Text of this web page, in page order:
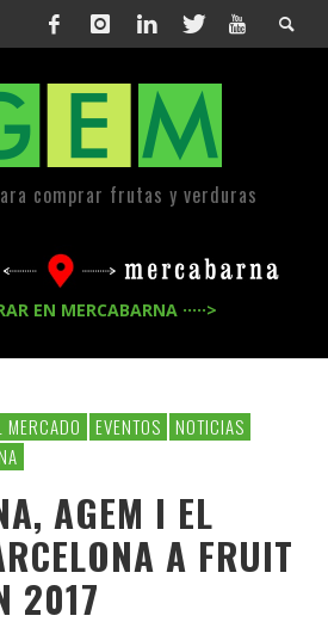
comprar frutas y verduras
EN MERCABARNA ·····>
MERCADO EVENTOS NOTICIAS
AGEM I EL
A FRUIT
2017